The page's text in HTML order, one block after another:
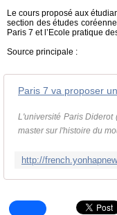
Le cours proposé aux
section des études
Paris 7 et l’Ecole pratique
Source principale :
Paris 7 va proposer
L'université Paris
master sur l'histoire du